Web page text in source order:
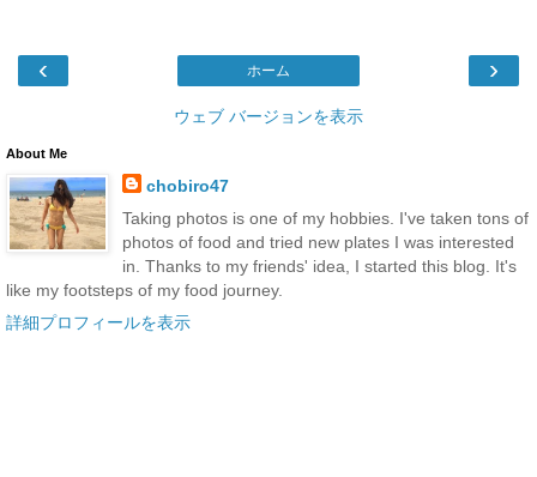
‹ ›
ホーム
ウェブ バージョンを表示
About Me
chobiro47
Taking photos is one of my hobbies. I've taken tons of
photos of food and tried new plates I was interested
in. Thanks to my friends' idea, I started this blog. It's
like my footsteps of my food journey.
詳細プロフィールを表示